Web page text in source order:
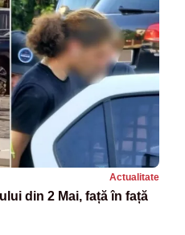
Actualitate
din 2 Mai, față în față